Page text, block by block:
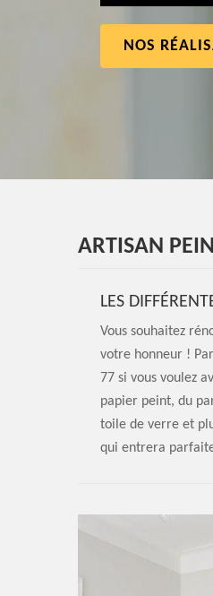
NOS
ARTISAN
LES
Vous souhaitez
votre honneur !
77 si vous voulez
papier peint, du
toile de verre et
qui entrera